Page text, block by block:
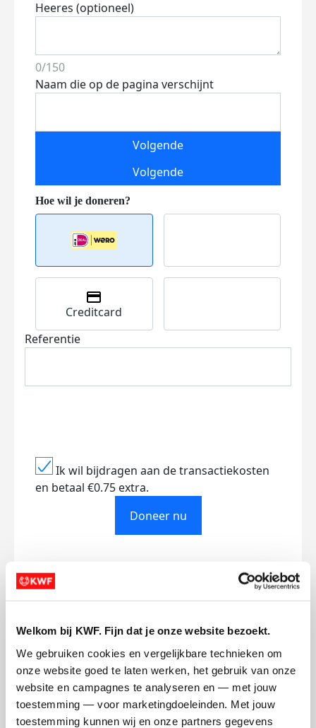
Welkom bij KWF. Fijn dat je onze website bezoekt.
We gebruiken cookies en vergelijkbare technieken om
onze website goed te laten werken, het gebruik van onze
website en campagnes te analyseren en — met jouw
toestemming — voor marketingdoeleinden. Met jouw
toestemming kunnen wij en onze partners gegevens
Heeres (optioneel)
0/150
Naam die op de pagina verschijnt
Volgende
Volgende
Creditcard
Referentie
Ik wil bijdragen aan de transactiekosten
en betaal €0.75 extra.
Doneer nu
Opgehaald Streefbedrag
Doneer
Rosa's badges